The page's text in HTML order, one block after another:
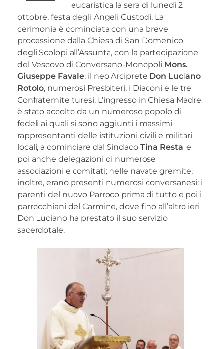
eucaristica la sera di lunedì 2
ottobre, festa degli Angeli Custodi. La
cerimonia è cominciata con una breve
processione dalla Chiesa di San Domenico
degli Scolopi all’Assunta, con la partecipazione
del Vescovo di Conversano-Monopoli Mons.
Giuseppe Favale, il neo Arciprete Don Luciano
Rotolo, numerosi Presbiteri, i Diaconi e le tre
Confraternite turesi. L’ingresso in Chiesa Madre
è stato accolto da un numeroso popolo di
fedeli ai quali si sono aggiunti i massimi
rappresentanti delle istituzioni civili e militari
locali, a cominciare dal Sindaco Tina Resta, e
poi anche delegazioni di numerose
associazioni e comitati; nelle navate gremite,
inoltre, erano presenti numerosi conversanesi: i
parenti del nuovo Parroco prima di tutto e poi i
parrocchiani del Carmine, dove fino all’altro ieri
Don Luciano ha prestato il suo servizio
sacerdotale.